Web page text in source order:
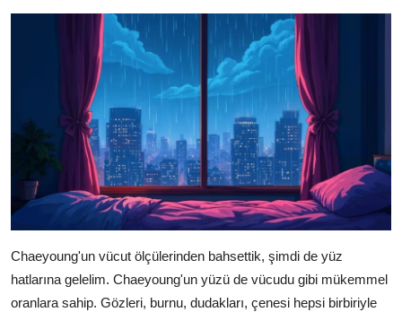
Chaeyoung'un vücut ölçülerinden bahsettik, şimdi de yüz
hatlarına gelelim. Chaeyoung'un yüzü de vücudu gibi mükemmel
oranlara sahip. Gözleri, burnu, dudakları, çenesi hepsi birbiriyle